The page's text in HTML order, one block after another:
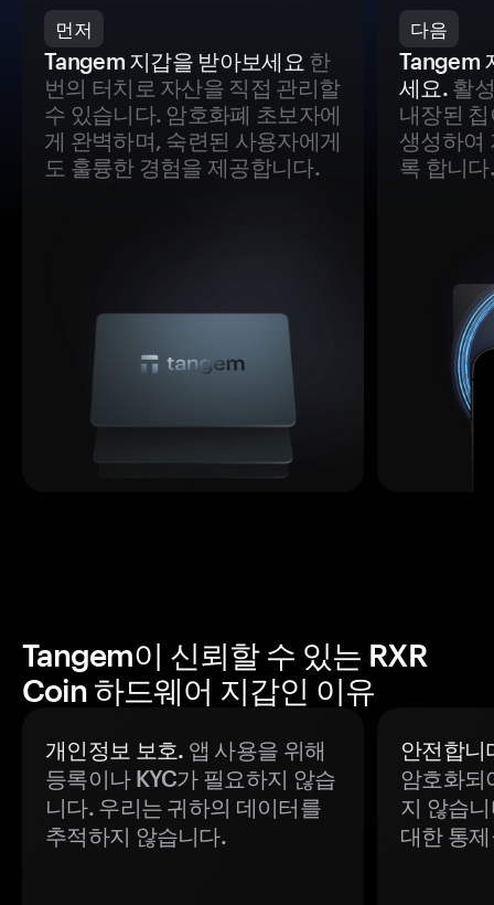
먼저
Tangem 지갑을 받아보세요 한
번의 터치로 자산을 직접 관리할
수 있습니다. 암호화폐 초보자에
게 완벽하며, 숙련된 사용자에게
도 훌륭한 경험을 제공합니다.
다음
Tangem
세요.활
내장된
생성하여
록 합니다.
Tangem이 신뢰할 수 있는 RXR
Coin 하드웨어 지갑인 이유
개인정보 보호. 앱 사용을 위해
등록이나 KYC가 필요하지 않습
니다. 우리는 귀하의 데이터를
추적하지 않습니다.
안전합니
암호화되
지 않습
대한 통